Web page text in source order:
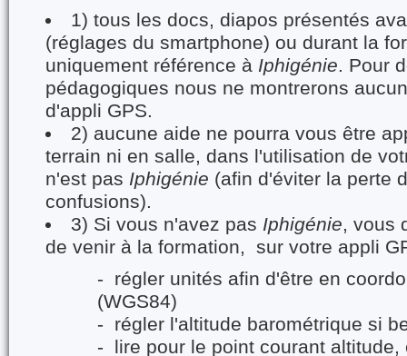
1) tous les docs, diapos présentés
(réglages du smartphone) ou durant la
uniquement référence à Iphigénie. Pour
pédagogiques nous ne montrerons
d'appli GPS.
2) aucune aide ne pourra vous être
terrain ni en salle, dans l'utilisation de
n'est pas Iphigénie (afin d'éviter la perte
confusions).
3) Si vous n'avez pas Iphigénie, vous
de venir à la formation, sur votre appli
- régler unités afin d'être en
(WGS84)
- régler l'altitude barométrique si
- lire pour le point courant altitude,